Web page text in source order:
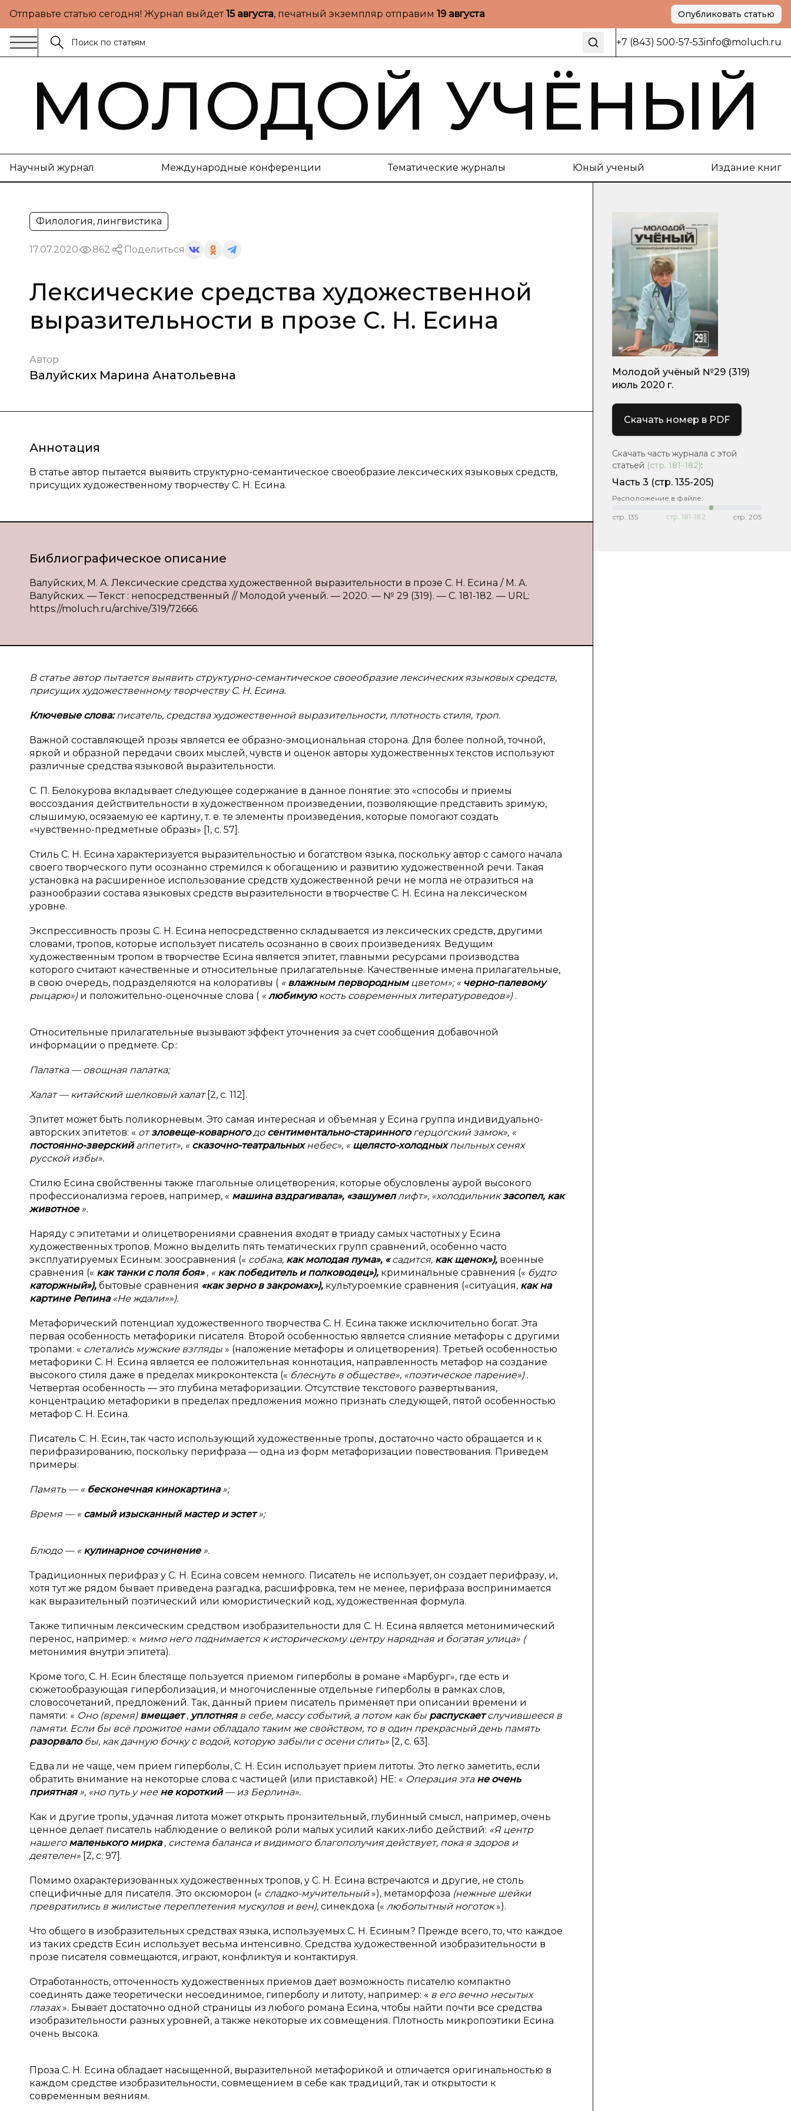
Отправьте статью сегодня! Журнал выйдет15 августа, печатный экземпляр отправим 19 августа Опубликовать статью
+7 (843) 500-57-53info@moluch.ru
МОЛОДОЙ УЧЁНЫЙ
Научный журнал Международные конференции Тематические журналы Юный ученый Издание книг
Филология, лингвистика
17.07.2020 862 Поделиться
Лексические средства художественной
выразительности в прозе С. Н. Есина
Автор
Валуйских Марина Анатольевна
Аннотация
В статье автор пытается выявить структурно-семантическое своеобразие лексических языковых средств,
присущих художественному творчеству С. Н. Есина.
Библиографическое описание
Валуйских, М. А. Лексические средства художественной выразительности в прозе С. Н. Есина / М. А.
Валуйских. — Текст : непосредственный // Молодой ученый. — 2020. — № 29 (319). — С. 181-182. — URL:
https://moluch.ru/archive/319/72666.
В статье автор пытается выявить структурно-семантическое своеобразие лексических языковых средств,
присущих художественному творчеству С. Н. Есина.
Ключевые слова:писатель, средства художественной выразительности, плотность стиля, троп.
Важной составляющей прозы является ее образно-эмоциональная сторона. Для более полной, точной,
яркой и образной передачи своих мыслей, чувств и оценок авторы художественных текстов используют
различные средства языковой выразительности.
С. П. Белокурова вкладывает следующее содержание в данное понятие: это «способы и приемы
воссоздания действительности в художественном произведении, позволяющие представить зримую,
слышимую, осязаемую ее картину, т. е. те элементы произведения, которые помогают создать
«чувственно-предметные образы» [1, с. 57].
Стиль С. Н. Есина характеризуется выразительностью и богатством языка, поскольку автор с самого начала
своего творческого пути осознанно стремился к обогащению и развитию художественной речи. Такая
установка на расширенное использование средств художественной речи не могла не отразиться на
разнообразии состава языковых средств выразительности в творчестве С. Н. Есина на лексическом
уровне.
Экспрессивность прозы С. Н. Есина непосредственно складывается из лексических средств, другими
словами, тропов, которые использует писатель осознанно в своих произведениях. Ведущим
художественным тропом в творчестве Есина является эпитет, главными ресурсами производства
которого считают качественные и относительные прилагательные. Качественные имена прилагательные,
в свою очередь, подразделяются на колоративы ( « влажным первородным цветом»; « черно-палевому
рыцарю») и положительно-оценочные слова ( «любимуюкость современных литературоведов») .
Относительные прилагательные вызывают эффект уточнения за счет сообщения добавочной
информации о предмете. Ср.:
Палатка — овощная палатка;
Халат — китайский шелковый халат [2, с. 112].
Эпитет может быть поликорневым. Это самая интересная и объемная у Есина группа индивидуально-
авторских эпитетов: « отзловеще-коварногодо сентиментально-старинногогерцогский замок», «
постоянно-зверскийаппетит», « сказочно-театральныхнебес», « щелясто-холодныхпыльных сенях
русской избы».
Стилю Есина свойственны также глагольные олицетворения, которые обусловлены аурой высокого
профессионализма героев, например, « машина вздрагивала», «зашумеллифт», «холодильникзасопел, как
животное ».
Наряду с эпитетами и олицетворениями сравнения входят в триаду самых частотных у Есина
художественных тропов. Можно выделить пять тематических групп сравнений, особенно часто
эксплуатируемых Есиным: зоосравнения (« собака, как молодая пума», «садится, как щенок»), военные
сравнения (« как танки споля боя» , « как победитель иполководец»), криминальные сравнения (« будто
каторжный»), бытовые сравнения «как зерно взакромах»), культуроемкие сравнения («ситуация, как на
картине Репина «Не ждали»»).
Метафорический потенциал художественного творчества С. Н. Есина также исключительно богат. Эта
первая особенность метафорики писателя. Второй особенностью является слияние метафоры с другими
тропами: « слетались мужские взгляды » (наложение метафоры и олицетворения). Третьей особенностью
метафорики С. Н. Есина является ее положительная коннотация, направленность метафор на создание
высокого стиля даже в пределах микроконтекста (« блеснуть в обществе», «поэтическое парение») .
Четвертая особенность — это глубина метафоризации. Отсутствие текстового развертывания,
концентрацию метафорики в пределах предложения можно признать следующей, пятой особенностью
метафор С. Н. Есина.
Писатель С. Н. Есин, так часто использующий художественные тропы, достаточно часто обращается и к
перифразированию, поскольку перифраза — одна из форм метафоризации повествования. Приведем
примеры:
Память — « бесконечная кинокартина»;
Время — « самый изысканный мастер иэстет»;
Блюдо — « кулинарное сочинение ».
Традиционных перифраз у С. Н. Есина совсем немного. Писатель не использует, он создает перифразу, и,
хотя тут же рядом бывает приведена разгадка, расшифровка, тем не менее, перифраза воспринимается
как выразительный поэтический или юмористический код, художественная формула.
Также типичным лексическим средством изобразительности для С. Н. Есина является метонимический
перенос, например: « мимо него поднимается к историческому центру нарядная и богатая улица» (
метонимия внутри эпитета).
Кроме того, С. Н. Есин блестяще пользуется приемом гиперболы в романе «Марбург», где есть и
сюжетообразующая гиперболизация, и многочисленные отдельные гиперболы в рамках слов,
словосочетаний, предложений. Так, данный прием писатель применяет при описании времени и
памяти: « Оно (время) вмещает, уплотняя в себе, массу событий, а потом как бы распускаетслучившееся в
памяти. Если бы всё прожитое нами обладало таким же свойством, то в один прекрасный день память
разорвало бы, как дачную бочку с водой, которую забыли с осени слить» [2, с. 63].
Едва ли не чаще, чем прием гиперболы, С. Н. Есин использует прием литоты. Это легко заметить, если
обратить внимание на некоторые слова с частицей (или приставкой) НЕ: « Операция эта не очень
приятная », «но путь у нее не короткий— из Берлина».
Как и другие тропы, удачная литота может открыть пронзительный, глубинный смысл, например, очень
ценное делает писатель наблюдение о великой роли малых усилий каких-либо действий: «Я центр
нашего маленького мирка, система баланса и видимого благополучия действует, пока я здоров и
деятелен» [2, с. 97].
Помимо охарактеризованных художественных тропов, у С. Н. Есина встречаются и другие, не столь
специфичные для писателя. Это оксюморон (« сладко-мучительный»), метаморфоза (нежные шейки
превратились в жилистые переплетения мускулов и вен), синекдоха (« любопытный ноготок»).
Что общего в изобразительных средствах языка, используемых С. Н. Есиным? Прежде всего, то, что каждое
из таких средств Есин использует весьма интенсивно. Средства художественной изобразительности в
прозе писателя совмещаются, играют, конфликтуя и контактируя.
Отработанность, отточенность художественных приемов дает возможность писателю компактно
соединять даже теоретически несоединимое, гиперболу и литоту, например: « в его вечно несытых
глазах». Бывает достаточно одной страницы из любого романа Есина, чтобы найти почти все средства
изобразительности разных уровней, а также некоторые их совмещения. Плотность микропоэтики Есина
очень высока.
Проза С. Н. Есина обладает насыщенной, выразительной метафорикой и отличается оригинальностью в
каждом средстве изобразительности, совмещением в себе как традиций, так и открытости к
современным веяниям.
Молодой учёный №29 (319)
июль 2020 г.
Скачать номер в PDF
Скачать часть журнала с этой
статьей (стр. 181-182):
Часть 3 (стр. 135-205)
Расположение в файле:
стр. 135 стр. 181-182 стр. 205